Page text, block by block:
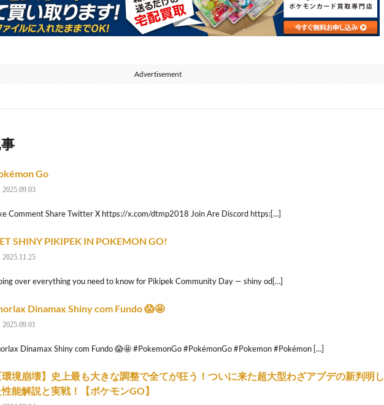
Advertisement
Go
2025.09.03
Comment Share Twitter X https://x.com/dtmp2018 Join Are Discord https:[…]
SHINY PIKIPEK IN POKEMON GO!
2025.11.25
over everything you need to know for Pikipek Community Day — shiny od[…]
Dinamax Shiny com Fundo 😱🤩
2025.09.01
Dinamax Shiny com Fundo 😱🤩 #PokemonGo #PokémonGo #Pokemon #Pokémon […]
環境崩壊】史上最も大きな調整で全てが狂う！ついに来た超大型わざアプデの新判明し
性能解説と実戦！【ポケモンGO】